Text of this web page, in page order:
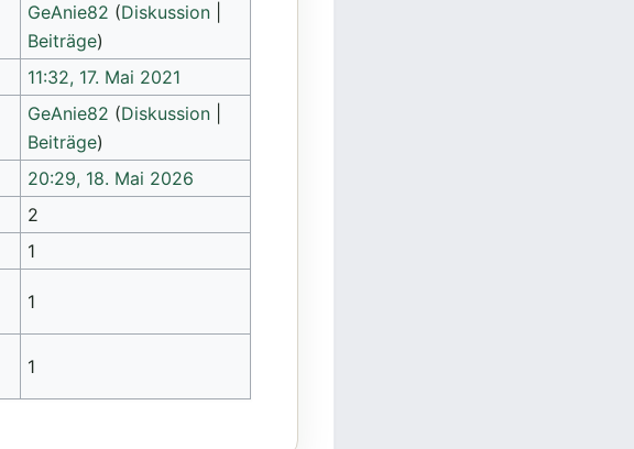
GeAnie82 (Diskussion
Beiträge)
11:32, 17. Mai 2021
GeAnie82 (Diskussion
Beiträge)
20:29, 18. Mai 2026
2
1
1
1